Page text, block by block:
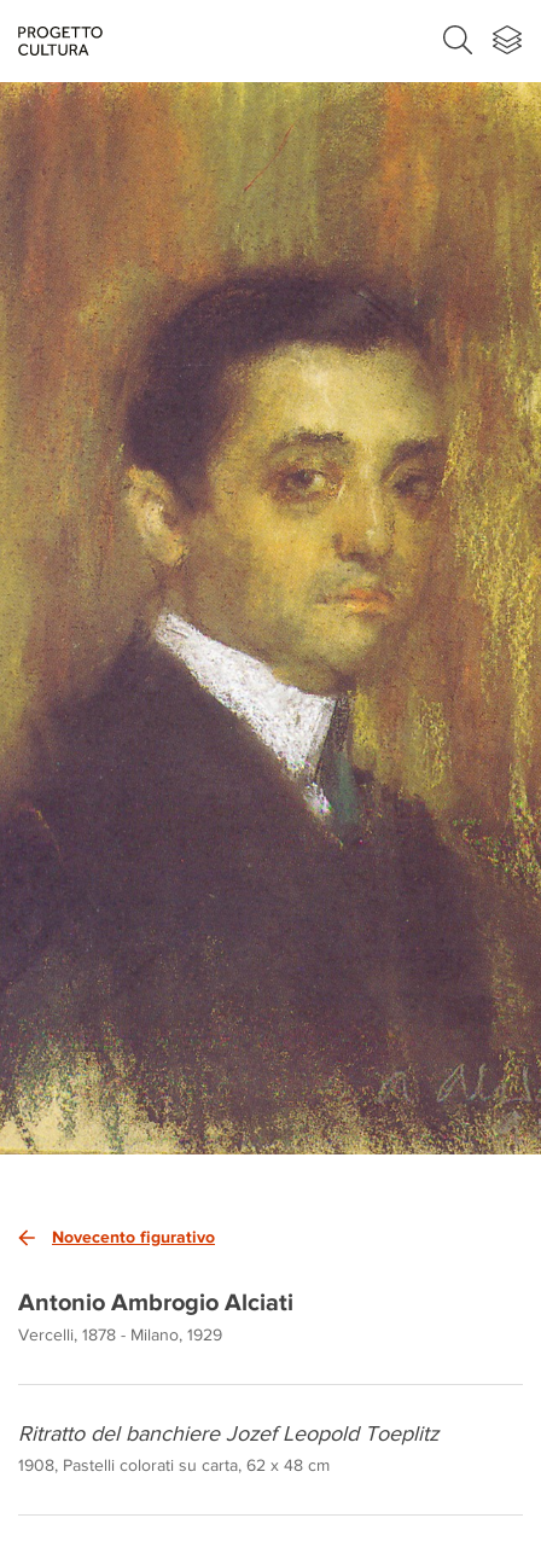
Novecento figurativo
Antonio Ambrogio Alciati
Vercelli, 1878 - Milano, 1929
Ritratto del banchiere Jozef Leopold Toeplitz
1908, Pastelli colorati su carta, 62 x 48 cm